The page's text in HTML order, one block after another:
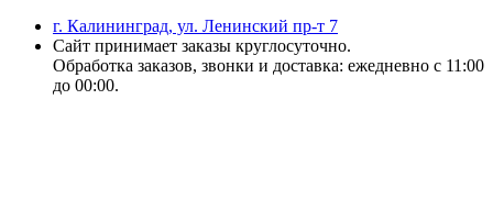
г. Калининград, ул. Ленинский пр-т 7
Сайт принимает заказы круглосуточно.
Обработка заказов, звонки и доставка: ежедневно с 11:00
до 00:00.